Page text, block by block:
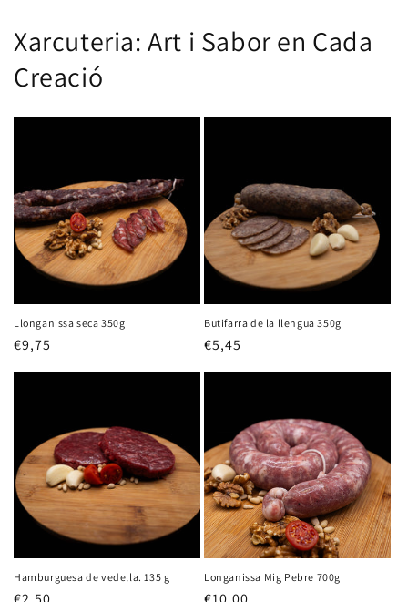
Xarcuteria: Art i Sabor en Cada
Creació
Llonganissa seca 350g
Precio
€9,75
Butifarra de la llengua 350g
Precio
€5,45
Hamburguesa de vedella. 135 g Longanissa Mig Pebre 700g